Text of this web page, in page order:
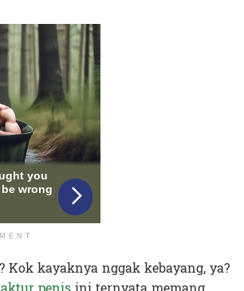
kayaknya nggak kebayang, ya?